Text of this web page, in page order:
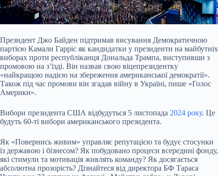
Президент Джо Байден підтримав висування Демократичною
партією Камали Гарріс як кандидатки у президенти на майбутніх
виборах проти республіканця Дональда Трампа, виступивши з
промовою на зʼїзді. Він назвав свою віцепрезидентку
«найкращою надією на збереження американської демократії».
Також під час промови він згадав війну в Україні, пише «Голос
Америки».
Вибори президента США відбудуться 5 листопада 2024 року. Це
будуть 60-ті вибори американського президента.
Як «Повернись живим» управляє репутацією та будує стосунки
із державою і бізнесом? Як побудовано процеси всередині фонду,
які стимули та мотивація живлять команду? Як досягається
абсолютна прозорість? Дізнайтеся від директора БФ Тараса